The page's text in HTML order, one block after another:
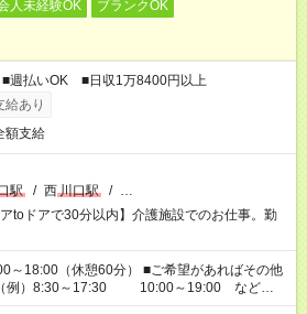
人未経験OK
ブランクOK
週払いOK ■日収1万8400円以上
給あり
額支給
駅 / 西川口駅 / …
アtoドアで30分以内】介護施設でのお仕事。勤
休憩60分） ■ご希望があればその他
（例）8:30～17:30 10:00～19:00 など
合わせたい」 「できれば残業はしたくない」